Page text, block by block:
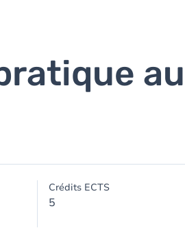
Crédits ECTS
5